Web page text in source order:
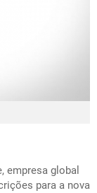
empresa global
para a nova